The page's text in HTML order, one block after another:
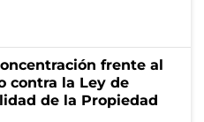
frente al
contra la Ley de
de la Propiedad